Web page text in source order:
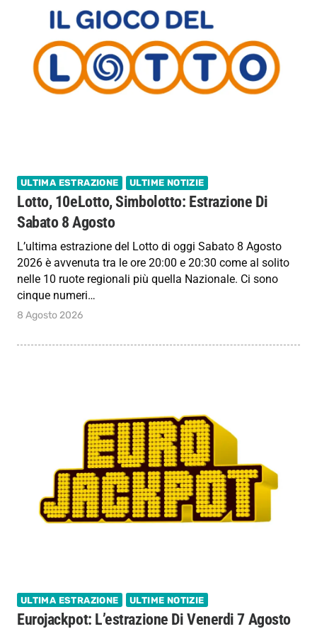
ULTIMA ESTRAZIONE ULTIME NOTIZIE
Lotto, 10eLotto, Simbolotto: Estrazione Di
Sabato 8 Agosto
L’ultima estrazione del Lotto di oggi Sabato 8 Agosto
2026 è avvenuta tra le ore 20:00 e 20:30 come al solito
nelle 10 ruote regionali più quella Nazionale. Ci sono
cinque numeri…
8 Agosto 2026
ULTIMA ESTRAZIONE ULTIME NOTIZIE
Eurojackpot: L’estrazione Di Venerdi 7 Agosto